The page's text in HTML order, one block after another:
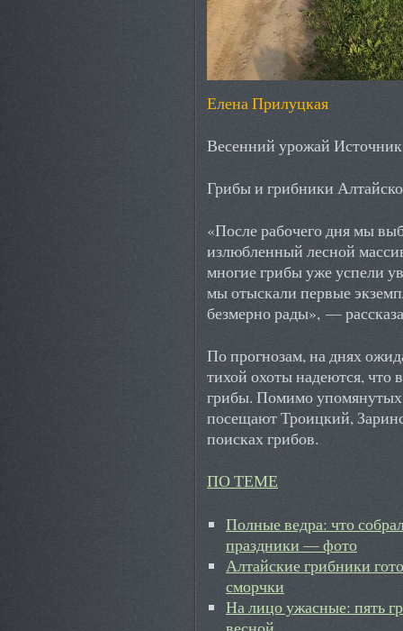
Елена Прилуцкая
Весенний урожай
Грибы и грибники
«После рабочего дня мы
излюбленный лесной
многие грибы уже успели
мы отыскали первые
безмерно рады», —
По прогнозам, на днях
тихой охоты надеются, что
грибы. Помимо упомянутых
посещают Троицкий,
поисках грибов.
ПО ТЕМЕ
Полные ведра: что
праздники — фото
Алтайские грибники
сморчки
На лицо ужасные: пять